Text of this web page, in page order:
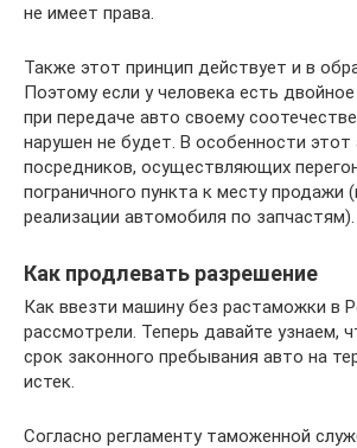
не имеет права.
Также этот принцип действует и в
Поэтому если у человека есть
при передаче авто своему
нарушен не будет. В особенности
посредников, осуществляющих
пограничного пункта к месту продажи
реализации автомобиля по запчастям).
Как продлевать разрешение
Как ввезти машину без растаможки в
рассмотрели. Теперь давайте узнаем,
срок законного пребывания авто на
истек.
Согласно регламенту таможенной